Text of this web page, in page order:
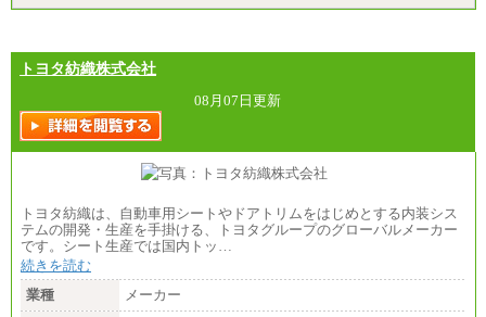
トヨタ紡織株式会社
08月07日更新
トヨタ紡織は、自動車用シートやドアトリムをはじめとする内装シス
テムの開発・生産を手掛ける、トヨタグループのグローバルメーカー
です。シート生産では国内トッ…
続きを読む
業種
メーカー